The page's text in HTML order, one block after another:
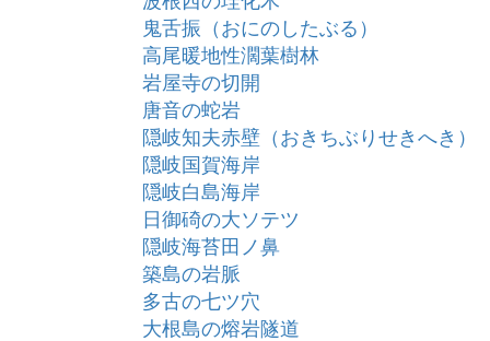
鬼舌振（おにのしたぶる）
高尾暖地性濶葉樹林
岩屋寺の切開
唐音の蛇岩
隠岐知夫赤壁（おきちぶりせきへき）
隠岐国賀海岸
隠岐白島海岸
日御碕の大ソテツ
隠岐海苔田ノ鼻
築島の岩脈
多古の七ツ穴
大根島の熔岩隧道